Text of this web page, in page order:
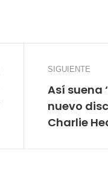
SIGUIENTE
Así suena
nuevo
Charlie